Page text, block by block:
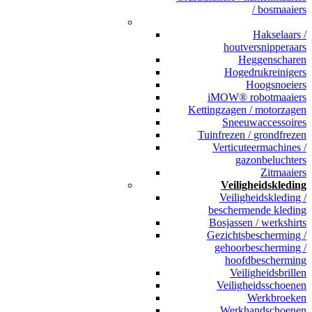
/ bosmaaiers
Hakselaars /
houtversnipperaars
Heggenscharen
Hogedrukreinigers
Hoogsnoeiers
iMOW® robotmaaiers
Kettingzagen / motorzagen
Sneeuwaccessoires
Tuinfrezen / grondfrezen
Verticuteermachines /
gazonbeluchters
Zitmaaiers
Veiligheidskleding
Veiligheidskleding /
beschermende kleding
Bosjassen / werkshirts
Gezichtsbescherming /
gehoorbescherming /
hoofdbescherming
Veiligheidsbrillen
Veiligheidsschoenen
Werkbroeken